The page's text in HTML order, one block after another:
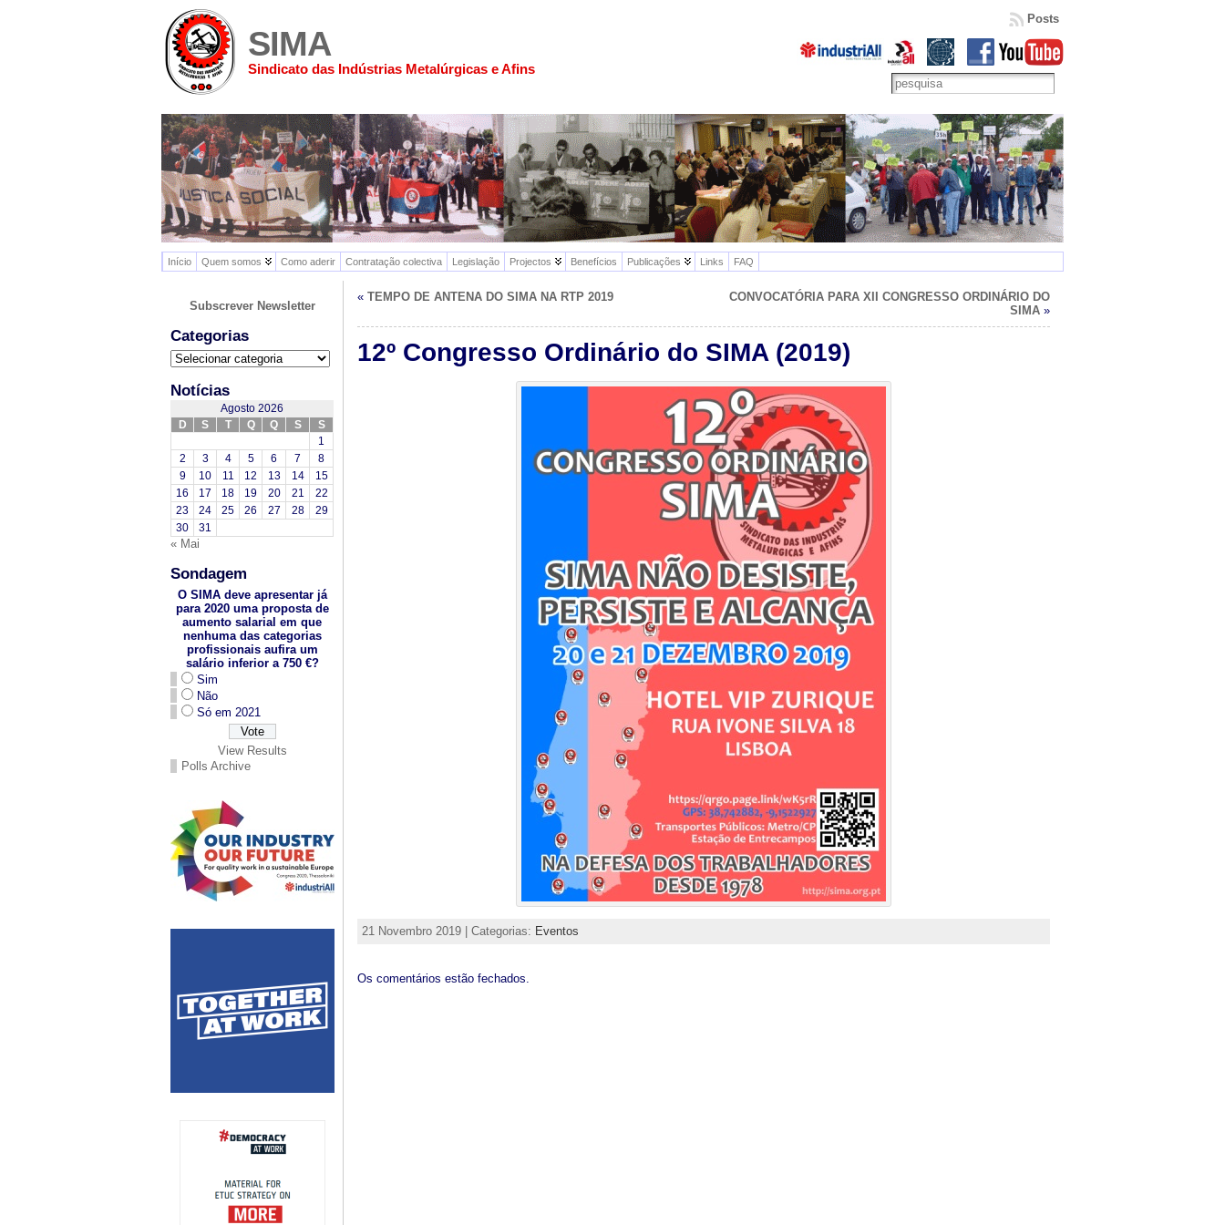
SIMA
Sindicato das Indústrias Metalúrgicas e Afins
Posts
Início Quem somos Como aderir Contratação colectiva Legislação Projectos Benefícios Publicações Links FAQ
Subscrever Newsletter
Categorias
Categorias
Notícias
Agosto 2026
D
S T Q Q S
S
1
2
3 4 5 6 7
8
9
10 11 12 13 14
15
16
17 18 19 20 21
22
23
24 25 26 27 28
29
30
31
« Mai
Sondagem
O SIMA deve apresentar já
para 2020 uma proposta de
aumento salarial em que
nenhuma das categorias
profissionais aufira um
salário inferior a 750 €?
Sim
Não
Só em 2021
View Results
Polls Archive
« TEMPO DE ANTENA DO SIMA NA RTP 2019
CONVOCATÓRIA PARA XII CONGRESSO ORDINÁRIO DO
SIMA »
12º Congresso Ordinário do SIMA (2019)
21 Novembro 2019 | Categorias: Eventos
Os comentários estão fechados.